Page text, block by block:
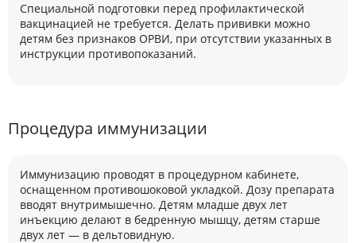
Специальной подготовки перед профилактической
вакцинацией не требуется. Делать прививки можно
детям без признаков ОРВИ, при отсутствии указанных в
инструкции противопоказаний.
Процедура иммунизации
Иммунизацию проводят в процедурном кабинете,
оснащенном противошоковой укладкой. Дозу препарата
вводят внутримышечно. Детям младше двух лет
инъекцию делают в бедренную мышцу, детям старше
двух лет — в дельтовидную.